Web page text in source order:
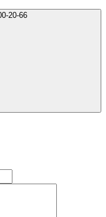
+7 (495) 500-20-66